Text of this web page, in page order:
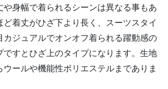
身幅で着られるシーンは異なる事もあ
ど着丈がひざ下より長く、スーツスタイ
カジュアルでオンオフ着られる躍動感の
ですとひざ上のタイプになります。生地
ールや機能性ポリエステルまでありま